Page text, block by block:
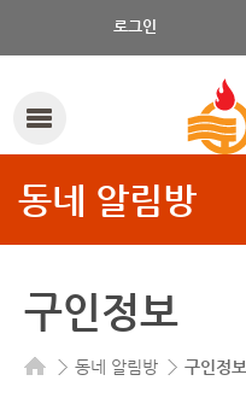
로그인
동네 알림방
구인정보
동네 알림방 구인정보